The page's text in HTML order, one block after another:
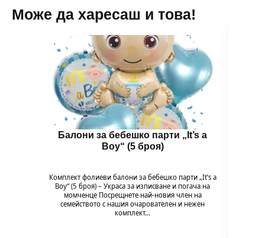
Може да харесаш и това!
Балони за бебешко парти „It’s a
Boy“ (5 броя)
Комплект фолиеви балони за бебешко парти „It’s a
Boy“ (5 броя) – Украса за изписване и погача на
момченце Посрещнете най-новия член на
семейството с нашия очарователен и нежен
комплект…